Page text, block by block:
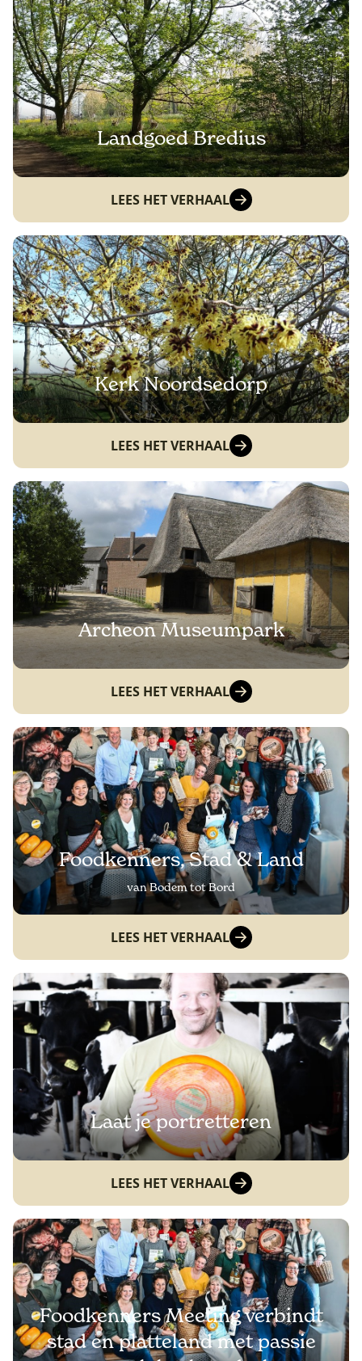
Landgoed Bredius
LEES HET VERHAAL
Kerk Noordsedorp
LEES HET VERHAAL
Archeon Museumpark
LEES HET VERHAAL
Foodkenners, Stad & Land
van Bodem tot Bord
LEES HET VERHAAL
Laat je portretteren
LEES HET VERHAAL
Foodkenners Meeting verbindt
stad en platteland met passie